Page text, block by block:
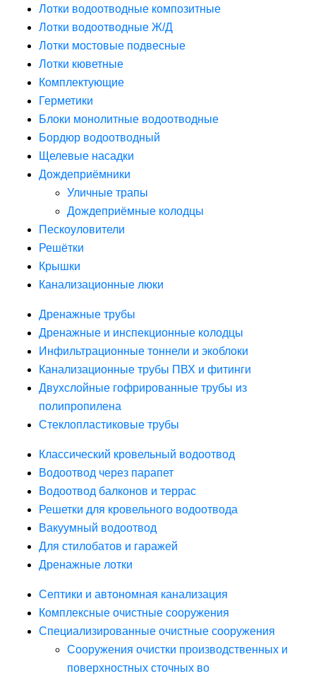
Лотки водоотводные композитные
Лотки водоотводные Ж/Д
Лотки мостовые подвесные
Лотки кюветные
Комплектующие
Герметики
Блоки монолитные водоотводные
Бордюр водоотводный
Щелевые насадки
Дождеприёмники
Уличные трапы
Дождеприёмные колодцы
Пескоуловители
Решётки
Крышки
Канализационные люки
Дренажные трубы
Дренажные и инспекционные колодцы
Инфильтрационные тоннели и экоблоки
Канализационные трубы ПВХ и фитинги
Двухслойные гофрированные трубы из
полипропилена
Стеклопластиковые трубы
Классический кровельный водоотвод
Водоотвод через парапет
Водоотвод балконов и террас
Решетки для кровельного водоотвода
Вакуумный водоотвод
Для стилобатов и гаражей
Дренажные лотки
Септики и автономная канализация
Комплексные очистные сооружения
Специализированные очистные сооружения
Сооружения очистки производственных и
поверхностных сточных во